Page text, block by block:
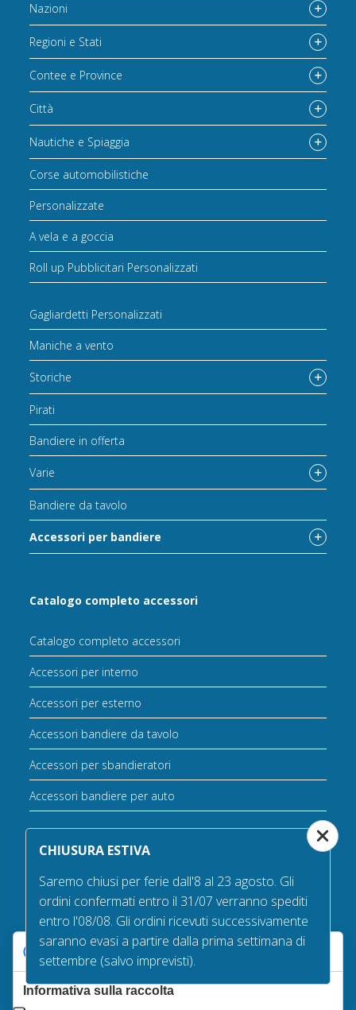
Nazioni
Regioni e Stati
Contee e Province
Città
Nautiche e Spiaggia
Corse automobilistiche
Personalizzate
A vela e a goccia
Roll up Pubblicitari Personalizzati
Gagliardetti Personalizzati
Maniche a vento
Storiche
Pirati
Bandiere in offerta
Varie
Bandiere da tavolo
Accessori per bandiere
Catalogo completo accessori
Catalogo completo accessori
Accessori per interno
Accessori per esterno
Accessori bandiere da tavolo
Accessori per sbandieratori
Accessori bandiere per auto
La nostra qualità
4,8 -96%di feedback positivi
CHIUSURA ESTIVA
Saremo chiusi per ferie dall'8 al 23 agosto. Gli
ordini confermati entro il 31/07 verranno spediti
entro l'08/08. Gli ordini ricevuti successivamente
saranno evasi a partire dalla prima settimana di
settembre (salvo imprevisti).
Le tue preferenze relative alla privacy
Informativa sulla raccolta